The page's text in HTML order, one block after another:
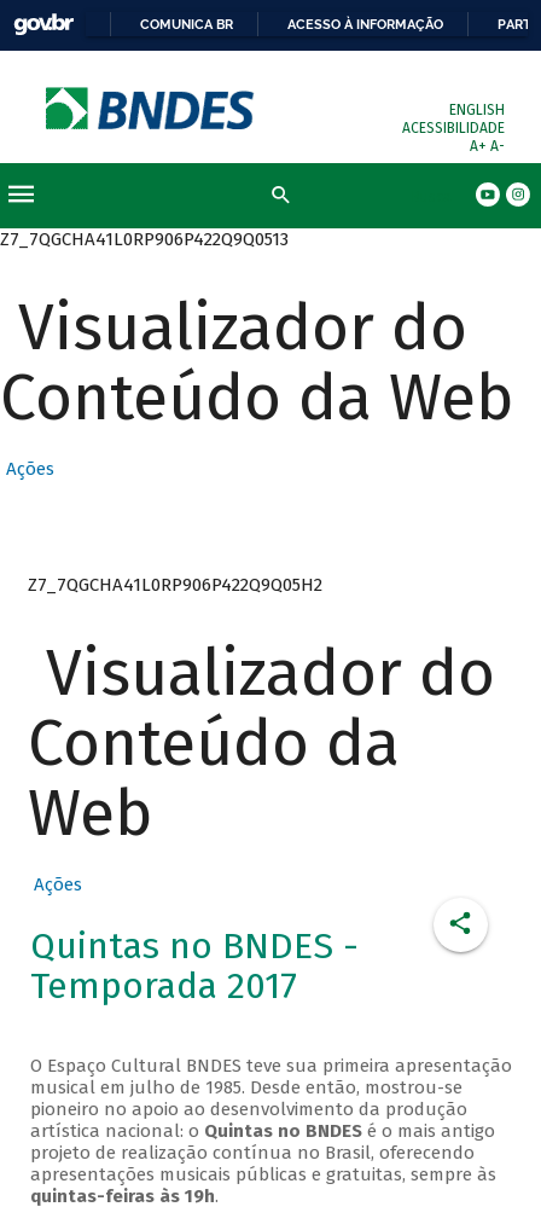
COMUNICA BR ACESSO À INFORMAÇÃO
ENGLISH
ACESSIBILIDADE
A+ A-
Z7_7QGCHA41L0RP906P422Q9Q0513
Visualizador do
Conteúdo da Web
Ações
Z7_7QGCHA41L0RP906P422Q9Q05H2
Visualizador do
Conteúdo da
Web
Ações
Quintas no BNDES -
Temporada 2017
O Espaço Cultural BNDES teve sua primeira apresentação
musical em julho de 1985. Desde então, mostrou-se
pioneiro no apoio ao desenvolvimento da produção
artística nacional: o Quintas no BNDESé o mais antigo
projeto de realização contínua no Brasil, oferecendo
apresentações musicais públicas e gratuitas, sempre às
quintas-feiras às 19h.